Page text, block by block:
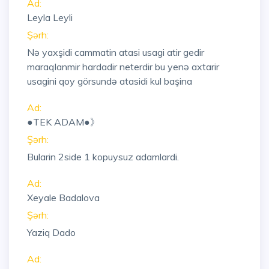
Ad:
Leyla Leyli
Şərh:
Nə yaxşidi cammatin atasi usagi atir gedir
maraqlanmir hardadir neterdir bu yenə axtarir
usagini qoy görsundə atasidi kul başina
Ad:
●TEK ADAM●》
Şərh:
Bularin 2side 1 kopuysuz adamlardi.
Ad:
Xeyale Badalova
Şərh:
Yaziq Dado
Ad: